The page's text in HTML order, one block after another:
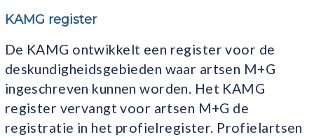
KAMG register
De KAMG ontwikkelt een register voor de
deskundigheidsgebieden waar artsen M+G
ingeschreven kunnen worden. Het KAMG
register vervangt voor artsen M+G de
registratie in het profielregister. Profielartsen